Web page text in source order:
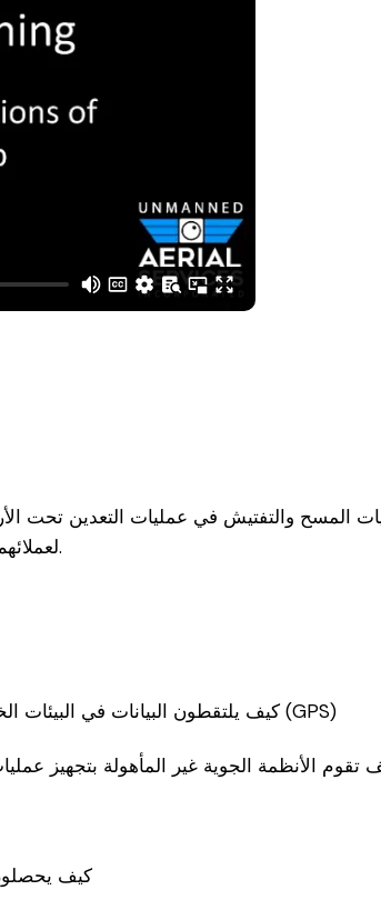
المسح والتفتيش في عمليات التعدين تحت
لعملائهم، بما في ذلك المنحدرات، وممر الخام، والأعمدة التي تم إيقاف تشغيلها.
كيف يلتقطون البيانات في البيئات الخطرة أو التي لا يسمح فيها باستخدام نظام تحديد المواقع العالمي (GPS)
تقوم الأنظمة الجوية غير المأهولة بتجهيز
كيف